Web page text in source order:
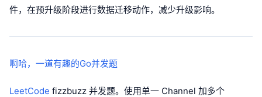
件，在预升级阶段进行数据迁移动作，减少升级影响。
啊哈，一道有趣的Go并发题
LeetCode fizzbuzz 并发题。使用单一 Channel 加多个